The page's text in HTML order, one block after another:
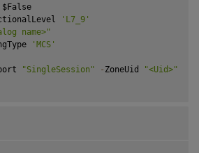
$False
'L7_9'
name>"
'MCS'
"SingleSession" - ZoneUid "<Uid>"